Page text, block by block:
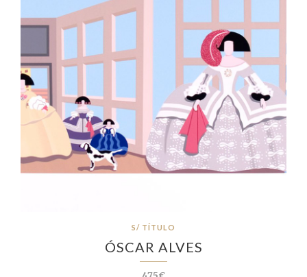
S/ TÍTULO
ÓSCAR ALVES